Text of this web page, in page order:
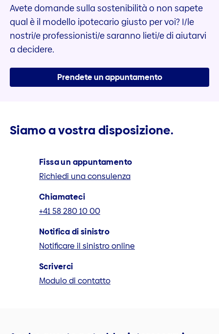
Avete domande sulla sostenibilità o non sapete
qual è il modello ipotecario giusto per voi? I/le
nostri/e professionisti/e saranno lieti/e di aiutarvi
a decidere.
Prendete un appuntamento
Siamo a vostra disposizione.
Fissa un appuntamento
Richiedi una consulenza
Chiamateci
+41 58 280 10 00
Notifica di sinistro
Notificare il sinistro online
Scriverci
Modulo di contatto